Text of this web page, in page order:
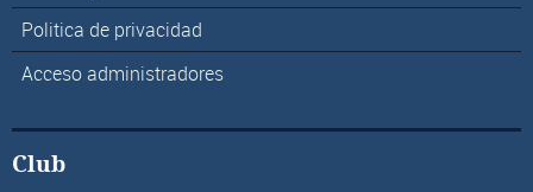
Politica de privacidad
Acceso administradores
Club